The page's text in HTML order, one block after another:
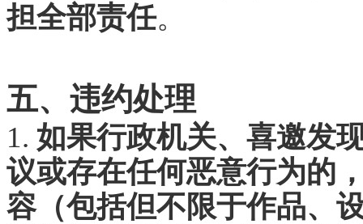
担全部责任。
五、违约处理
1. 如果行政机关、喜邀发
议或存在任何恶意行为的
容（包括但不限于作品、